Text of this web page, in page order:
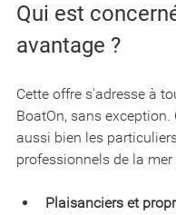
Qui est
avantage ?
Cette offre s'adresse à
BoatOn, sans exception.
aussi bien les
professionnels de la mer
Plaisanciers et